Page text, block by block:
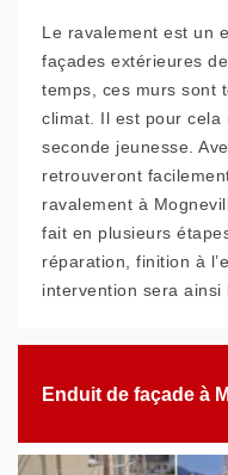
Le ravalement est un
façades extérieures
temps, ces murs sont
climat. Il est pour cela
seconde jeunesse.
retrouveront
ravalement à
fait en plusieurs
réparation, finition à
intervention sera ainsi
Enduit de façade à